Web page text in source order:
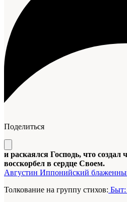
Поделиться
и раскаялся Господь, что создал
восскорбел в сердце Своем.
Августин Иппонийский
Толкование на группу стихов: Быт: